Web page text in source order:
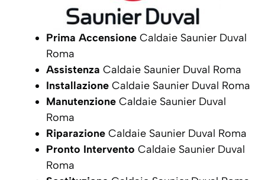
Prima Accensione Caldaie Saunier Duval
Roma
Assistenza Caldaie Saunier Duval Roma
Installazione Caldaie Saunier Duval Roma
Manutenzione Caldaie Saunier Duval
Roma
Riparazione Caldaie Saunier Duval Roma
Pronto Intervento Caldaie Saunier Duval
Roma